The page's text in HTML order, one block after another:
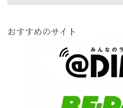
おすすめのサイト